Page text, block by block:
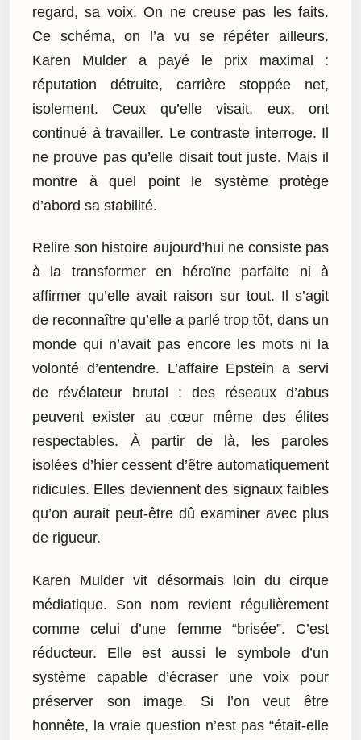
regard, sa voix. On ne creuse pas les faits.
Ce schéma, on l’a vu se répéter ailleurs.
Karen Mulder a payé le prix maximal :
réputation détruite, carrière stoppée net,
isolement. Ceux qu’elle visait, eux, ont
continué à travailler. Le contraste interroge. Il
ne prouve pas qu’elle disait tout juste. Mais il
montre à quel point le système protège
d’abord sa stabilité.
Relire son histoire aujourd’hui ne consiste pas
à la transformer en héroïne parfaite ni à
affirmer qu’elle avait raison sur tout. Il s’agit
de reconnaître qu’elle a parlé trop tôt, dans un
monde qui n’avait pas encore les mots ni la
volonté d’entendre. L’affaire Epstein a servi
de révélateur brutal : des réseaux d’abus
peuvent exister au cœur même des élites
respectables. À partir de là, les paroles
isolées d’hier cessent d’être automatiquement
ridicules. Elles deviennent des signaux faibles
qu’on aurait peut-être dû examiner avec plus
de rigueur.
Karen Mulder vit désormais loin du cirque
médiatique. Son nom revient régulièrement
comme celui d’une femme “brisée”. C’est
réducteur. Elle est aussi le symbole d’un
système capable d’écraser une voix pour
préserver son image. Si l’on veut être
honnête, la vraie question n’est pas “était-elle